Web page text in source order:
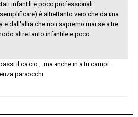
infantili e poco professionali
è altrettanto vero che da una
e dall'altra che non sapremo mai se altre
altrettanto infantile e poco
il calcio , ma anche in altri campi .
paraocchi.